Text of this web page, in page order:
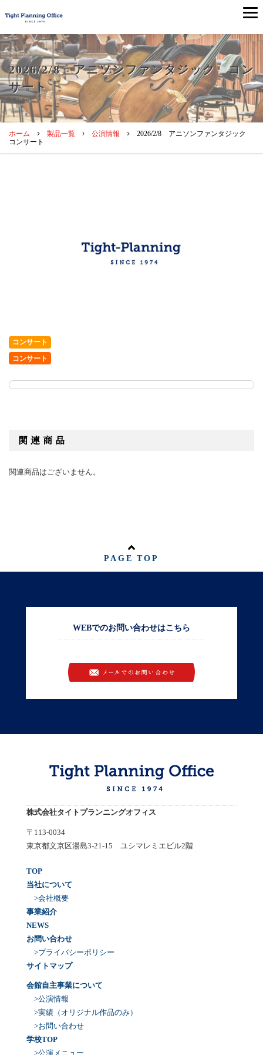
2026/2/8 アニソンファンタジック コン
サート
ホーム 製品一覧 公演情報
2026/2/8 アニソンファンタジック
コンサート
コンサート
コンサート
関連商品
関連商品はございません。
PAGE TOP
WEBでのお問い合わせはこちら
お問い合わせ
株式会社タイトプランニングオフィス
〒113-0034
東京都文京区湯島3-21-15 ユシマレミエビル2階
TOP
当社について
>会社概要
事業紹介
NEWS
お問い合わせ
>プライバシーポリシー
サイトマップ
会館自主事業について
>公演情報
>実績（オリジナル作品のみ）
>お問い合わせ
学校TOP
>公演メニュー